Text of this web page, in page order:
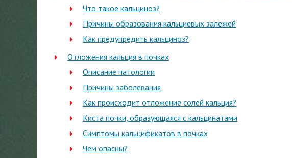
Что такое кальциноз?
Причины образования кальциевых залежей
Как предупредить кальциноз?
Отложения кальция в почках
Описание патологии
Причины заболевания
Как происходит отложение солей кальция?
Киста почки, образующаяся с кальцинатами
Симптомы кальцификатов в почках
Чем опасны?